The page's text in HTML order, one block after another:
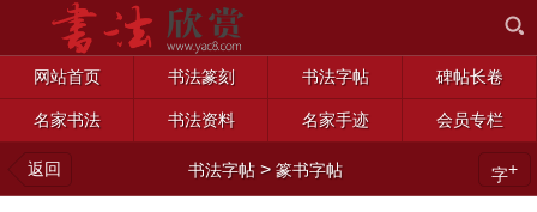
网站首页 书法篆刻 书法字帖 碑帖长卷
名家书法 书法资料 名家手迹 会员专栏
返回 书法字帖 >篆书字帖 字+